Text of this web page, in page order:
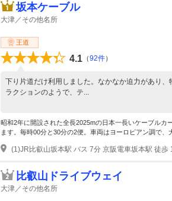
坂本ケーブル
大津／その他名所
王道
4.1 （92件）
下り片道だけ利用しました。なかなか迫力があり、
ラクションのようで、テ...
昭和2年に開設された全長2025mの日本一長いケーブルカ
ます。毎時00分と30分の2便。車両はヨーロピアン調で、
(1)JR比叡山坂本駅 バス 7分 京阪電車坂本駅 徒歩
比叡山ドライブウェイ
大津／その他名所